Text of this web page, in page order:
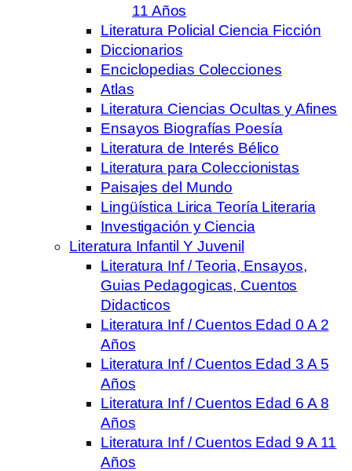
11 Años
Literatura Policial Ciencia Ficción
Diccionarios
Enciclopedias Colecciones
Atlas
Literatura Ciencias Ocultas y Afines
Ensayos Biografías Poesía
Literatura de Interés Bélico
Literatura para Coleccionistas
Paisajes del Mundo
Lingüística Lirica Teoría Literaria
Investigación y Ciencia
Literatura Infantil Y Juvenil
Literatura Inf / Teoria, Ensayos,
Guias Pedagogicas, Cuentos
Didacticos
Literatura Inf / Cuentos Edad 0 A 2
Años
Literatura Inf / Cuentos Edad 3 A 5
Años
Literatura Inf / Cuentos Edad 6 A 8
Años
Literatura Inf / Cuentos Edad 9 A 11
Años